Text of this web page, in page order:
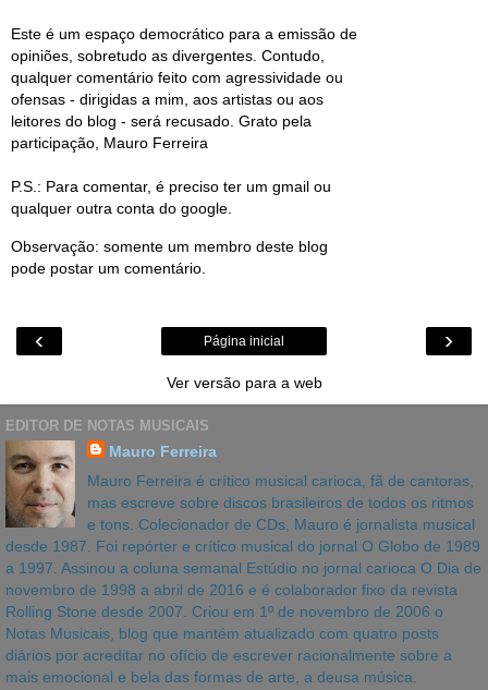
Este é um espaço democrático para a emissão de
opiniões, sobretudo as divergentes. Contudo,
qualquer comentário feito com agressividade ou
ofensas - dirigidas a mim, aos artistas ou aos
leitores do blog - será recusado. Grato pela
participação, Mauro Ferreira
P.S.: Para comentar, é preciso ter um gmail ou
qualquer outra conta do google.
Observação: somente um membro deste blog
pode postar um comentário.
‹ ›
Página inicial
Ver versão para a web
EDITOR DE NOTAS MUSICAIS
Mauro Ferreira
Mauro Ferreira é crítico musical carioca, fã de cantoras,
mas escreve sobre discos brasileiros de todos os ritmos
e tons. Colecionador de CDs, Mauro é jornalista musical
desde 1987. Foi repórter e crítico musical do jornal O Globo de 1989
a 1997. Assinou a coluna semanal Estúdio no jornal carioca O Dia de
novembro de 1998 a abril de 2016 e é colaborador fixo da revista
Rolling Stone desde 2007. Criou em 1º de novembro de 2006 o
Notas Musicais, blog que mantém atualizado com quatro posts
diários por acreditar no ofício de escrever racionalmente sobre a
mais emocional e bela das formas de arte, a deusa música.